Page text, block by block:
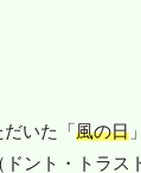
だいた「風の日
ント・トラス